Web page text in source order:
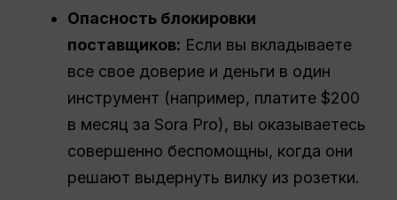
Опасность блокировки
поставщиков: Если вы вкладываете
все свое доверие и деньги в один
инструмент (например, платите $200
в месяц за Sora Pro), вы оказываетесь
совершенно беспомощны, когда они
решают выдернуть вилку из розетки.